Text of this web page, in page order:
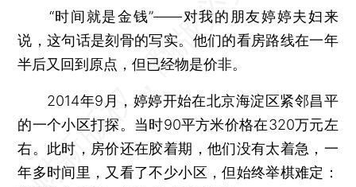
“时间就是金钱”——对我的朋友婷婷夫妇来
说，这句话是刻骨的写实。他们的看房路线在一年
半后又回到原点，但已经物是价非。
2014年9月，婷婷开始在北京海淀区紧邻昌平
的一个小区打探。当时90平方米价格在320万元左
右。此时，房价还在胶着期，他们没有太着急，一
年多时间里，又看了不少小区，但始终举棋难定：